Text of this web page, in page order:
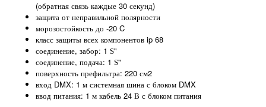
(обратная связь каждые 30 секунд)
защита от неправильной полярности
морозостойкость до -20 C
класс защиты всех компонентов ip 68
соединение, забор: 1 Ѕ"
соединение, подача: 1 Ѕ"
поверхность префильтра: 220 см2
вход DMX: 1 м системная шина с блоком DMX
ввод питания: 1 м кабель 24 В с блоком питания